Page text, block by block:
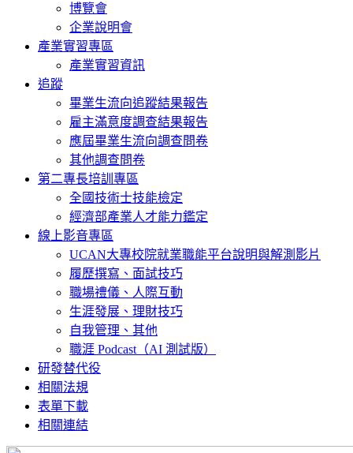
博覽會
企業說明會
產業實習專區
產業實習資訊
追蹤
畢業生流向追蹤結果報告
雇主滿意度調查結果報告
應屆畢業生流向調查問卷
其他調查問卷
第二專長培訓專區
全國技術士技能檢定
經濟部產業人才能力鑑定
線上影音專區
UCAN大專校院就業職能平台說明與解測影片
履歷撰寫、面試技巧
職場禮儀、人際互動
生涯發展、理財技巧
自我管理、其他
職涯 Podcast（AI 測試版）
研發替代役
相關法規
表單下載
相關連結